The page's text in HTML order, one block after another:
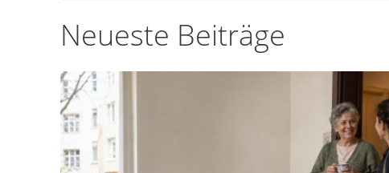
Neueste Beiträge